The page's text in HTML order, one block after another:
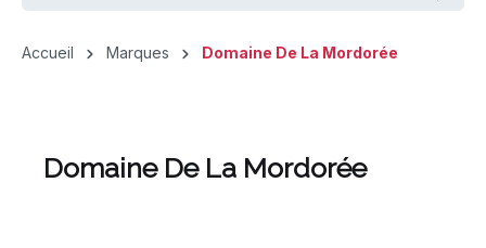
Accueil Marques Domaine De La Mordorée
Domaine De La Mordorée